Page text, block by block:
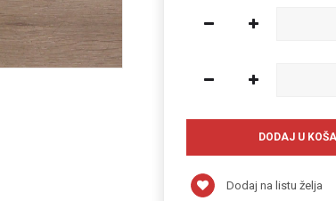
Dodaj na listu želja